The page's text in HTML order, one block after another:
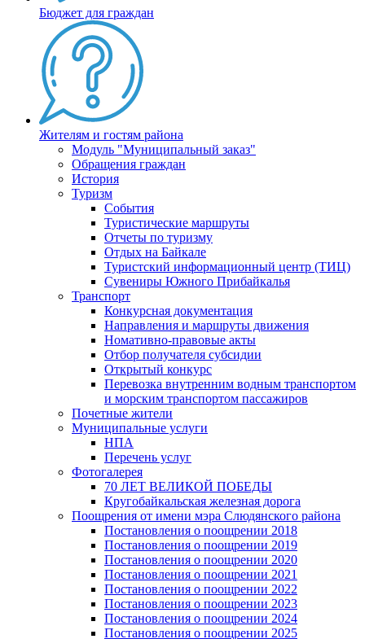
Бюджет для граждан
Жителям и гостям района
Модуль "Муниципальный заказ"
Обращения граждан
История
Туризм
События
Туристические маршруты
Отчеты по туризму
Отдых на Байкале
Туристский информационный центр (ТИЦ)
Сувениры Южного Прибайкалья
Транспорт
Конкурсная документация
Направления и маршруты движения
Номативно-правовые акты
Отбор получателя субсидии
Открытый конкурс
Перевозка внутренним водным транспортом
и морским транспортом пассажиров
Почетные жители
Муниципальные услуги
НПА
Перечень услуг
Фотогалерея
70 ЛЕТ ВЕЛИКОЙ ПОБЕДЫ
Кругобайкальская железная дорога
Поощрения от имени мэра Слюдянского района
Постановления о поощрении 2018
Постановления о поощрении 2019
Постановления о поощрении 2020
Постановления о поощрении 2021
Постановления о поощрении 2022
Постановления о поощрении 2023
Постановления о поощрении 2024
Постановления о поощрении 2025